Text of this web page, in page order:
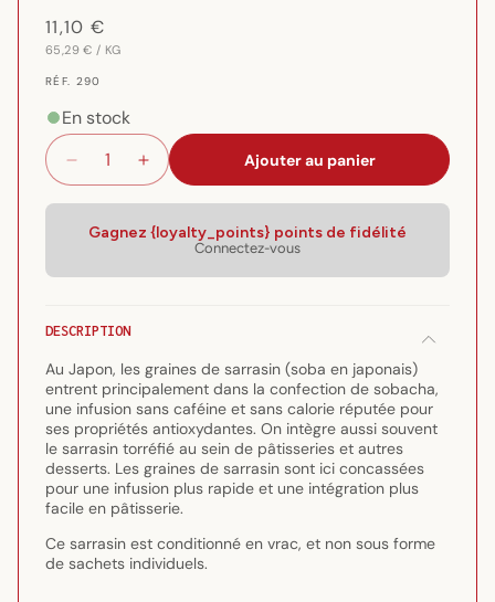
Prix
habituel
11,10 €
PRIX
65,29 € / PAR
KG
RÉF.
}}:
RÉF. 290
En stock
Réduire
la
de
-
torréfié
170
g
Augmenter
la
de
Sobacha
-
170
g
Ajouter au panier
Gagnez {loyalty_points} points de fidélité
Connectez-vous
DESCRIPTION
Au Japon, les graines de sarrasin (soba en japonais)
entrent principalement dans la confection de sobacha,
une infusion sans caféine et sans calorie réputée pour
ses propriétés antioxydantes. On intègre aussi souvent
le sarrasin torréfié au sein de pâtisseries et autres
desserts. Les graines de sarrasin sont ici concassées
pour une infusion plus rapide et une intégration plus
facile en pâtisserie.
Ce sarrasin est conditionné en vrac, et non sous forme
de sachets individuels.